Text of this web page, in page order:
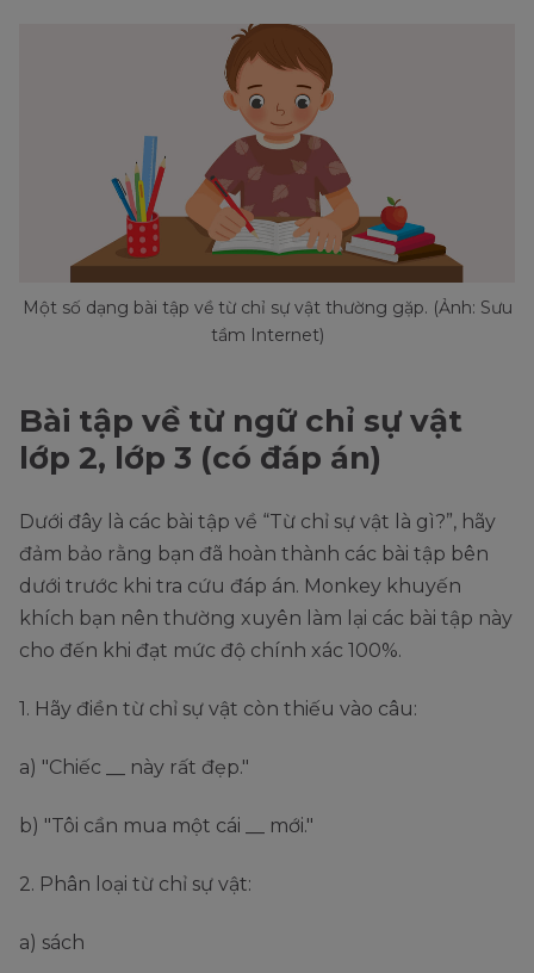
Một số dạng bài tập về từ chỉ sự vật thường gặp. (Ảnh: Sưu
tầm Internet)
Bài tập về từ ngữ chỉ sự vật
lớp 2, lớp 3 (có đáp án)
Dưới đây là các bài tập về “Từ chỉ sự vật là gì?”, hãy
đảm bảo rằng bạn đã hoàn thành các bài tập bên
dưới trước khi tra cứu đáp án. Monkey khuyến
khích bạn nên thường xuyên làm lại các bài tập này
cho đến khi đạt mức độ chính xác 100%.
1. Hãy điền từ chỉ sự vật còn thiếu vào câu:
a) "Chiếc __ này rất đẹp."
b) "Tôi cần mua một cái __ mới."
2. Phân loại từ chỉ sự vật:
a) sách